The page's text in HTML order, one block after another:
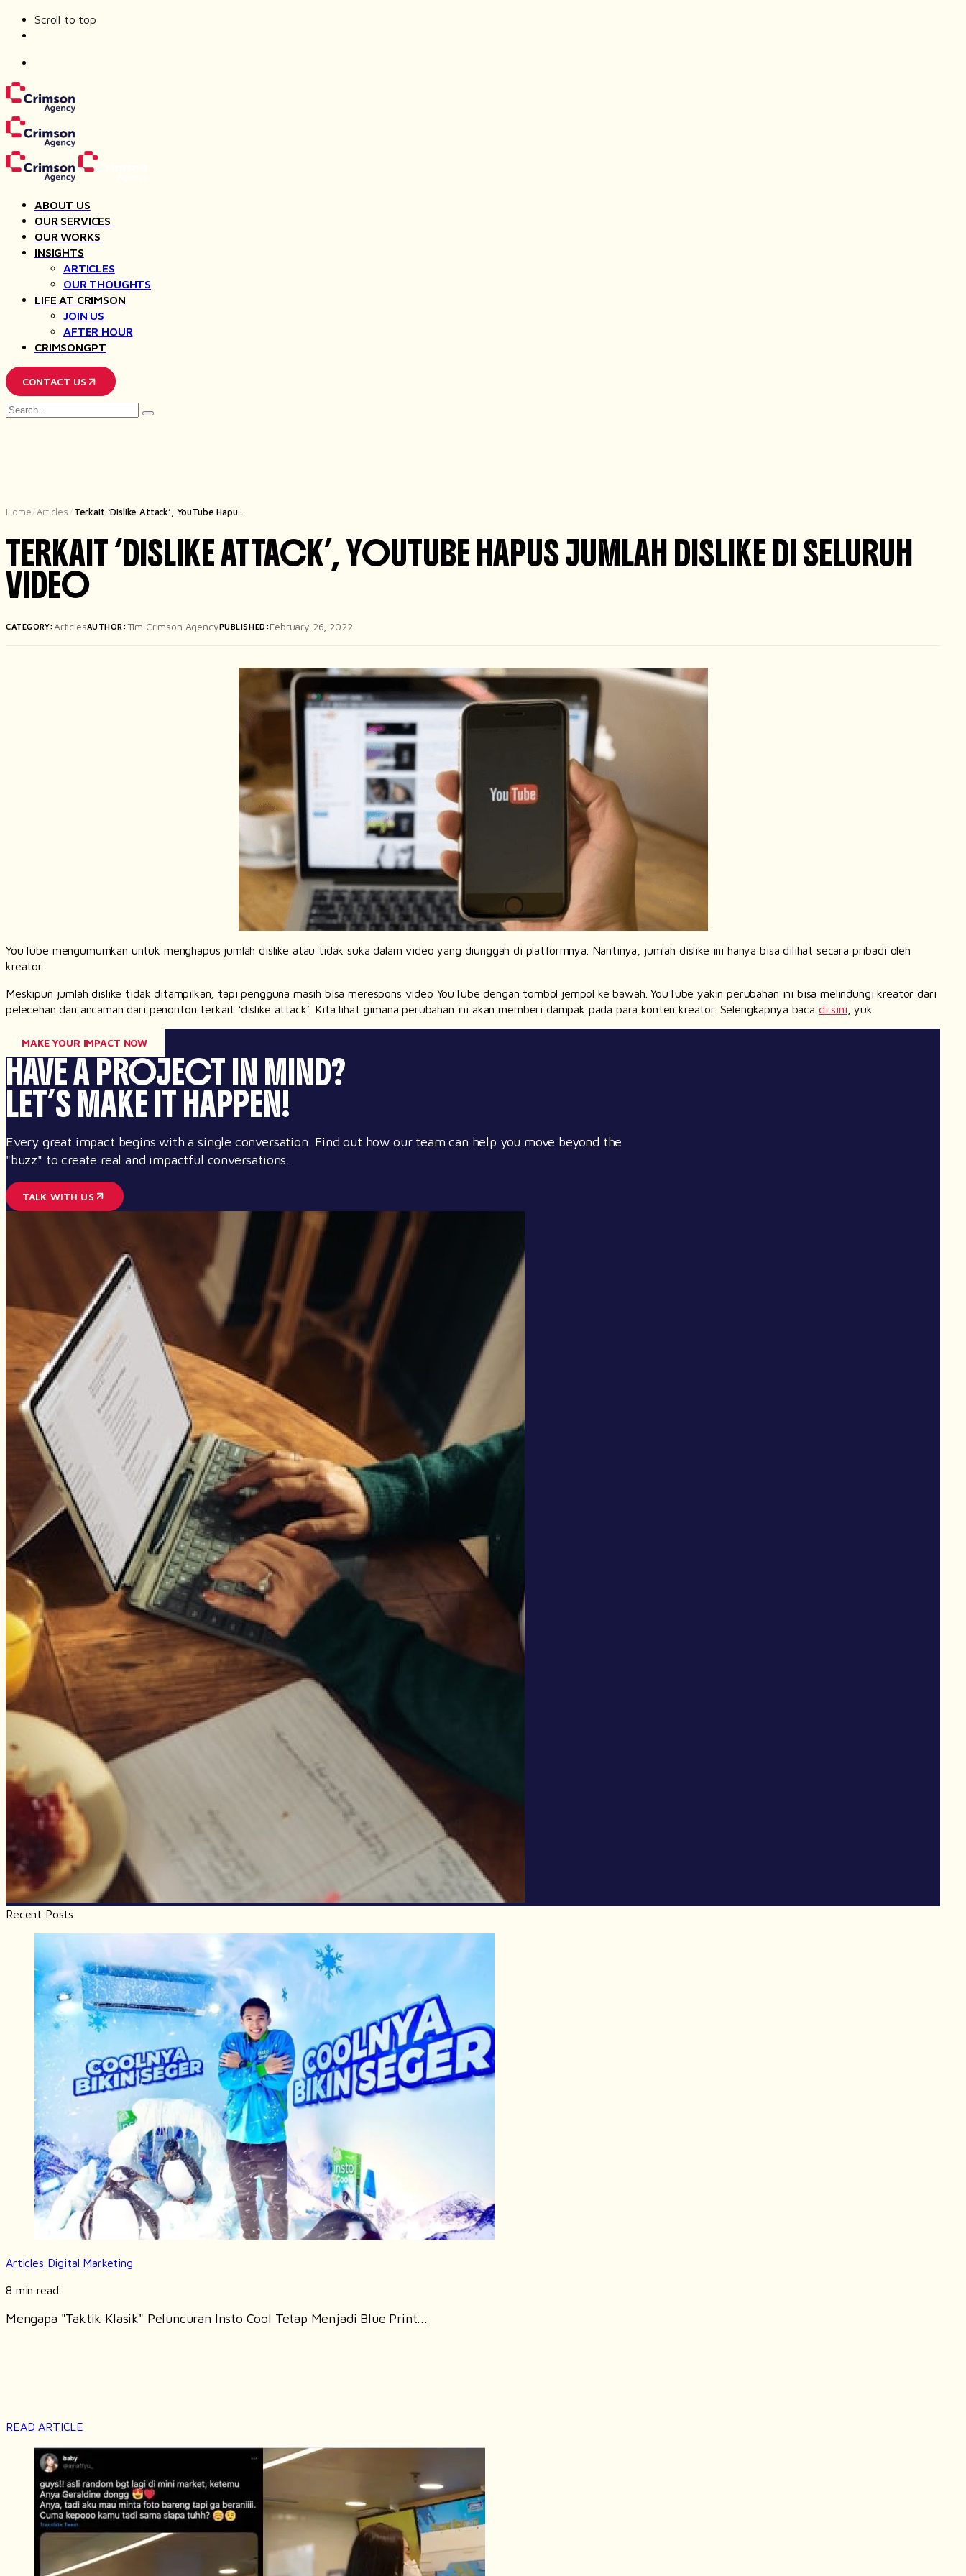
Scroll to top
Skip
to
content
ABOUT US
OUR SERVICES
OUR WORKS
INSIGHTS
ARTICLES
OUR THOUGHTS
LIFE AT CRIMSON
JOIN US
AFTER HOUR
CRIMSONGPT
CONTACT US
Search
Home / Articles / Terkait ‘Dislike Attack’, YouTube Hapu...
TERKAIT ‘DISLIKE ATTACK’, YOUTUBE HAPUS JUMLAH DISLIKE DI SELURUH
VIDEO
CATEGORY: ArticlesAUTHOR:Tim Crimson AgencyPUBLISHED:February 26, 2022
YouTube mengumumkan untuk menghapus jumlahdislike atau tidak suka dalam video yang diunggah di platformnya. Nantinya, jumlah dislike ini hanya bisa dilihat secara pribadi oleh
kreator.
Meskipun jumlahdislike tidak ditampilkan, tapi pengguna masih bisa merespons video YouTube dengan tombol jempol ke bawah. YouTube yakin perubahan ini bisa melindungi kreator dari
pelecehan dan ancaman dari penonton terkait ‘dislike attack’. Kita lihat gimana perubahan ini akan memberi dampak pada para konten kreator. Selengkapnya baca di sini , yuk.
MAKE YOUR IMPACT NOW
HAVE A PROJECT IN MIND?
LET’S MAKE IT HAPPEN!
Every great impact begins with a single conversation. Find out how our team can help you move beyond the
"buzz" to create real and impactful conversations.
TALK WITH US
Recent Posts
Articles Digital Marketing
8 min read
Mengapa "Taktik Klasik" Peluncuran Insto Cool Tetap Menjadi Blue Print...
READ ARTICLE